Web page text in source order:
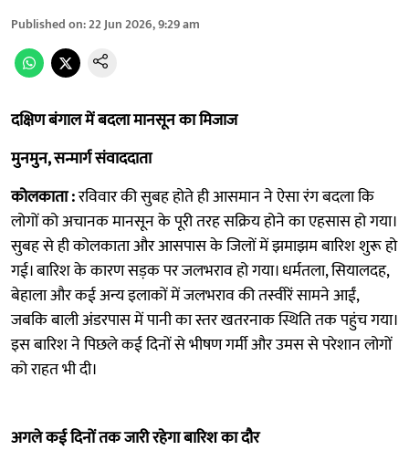
Published on:22 Jun 2026, 9:29 am
दक्षिण बंगाल में बदला मानसून का मिजाज
मुनमुन, सन्मार्ग संवाददाता
कोलकाता :रविवार की सुबह होते ही आसमान ने ऐसा रंग बदला कि
लोगों को अचानक मानसून के पूरी तरह सक्रिय होने का एहसास हो गया।
सुबह से ही कोलकाता और आसपास के जिलों में झमाझम बारिश शुरू हो
गई। बारिश के कारण सड़क पर जलभराव हो गया। धर्मतला, सियालदह,
बेहाला और कई अन्य इलाकों में जलभराव की तस्वीरें सामने आईं,
जबकि बाली अंडरपास में पानी का स्तर खतरनाक स्थिति तक पहुंच गया।
इस बारिश ने पिछले कई दिनों से भीषण गर्मी और उमस से परेशान लोगों
को राहत भी दी।
अगले कई दिनों तक जारी रहेगा बारिश का दौर